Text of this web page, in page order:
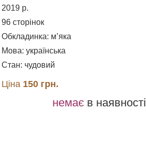
2019 р.
96 сторінок
Обкладинка: м’яка
Мова: українська
Стан: чудовий
Ціна 150 грн.
немає в наявності